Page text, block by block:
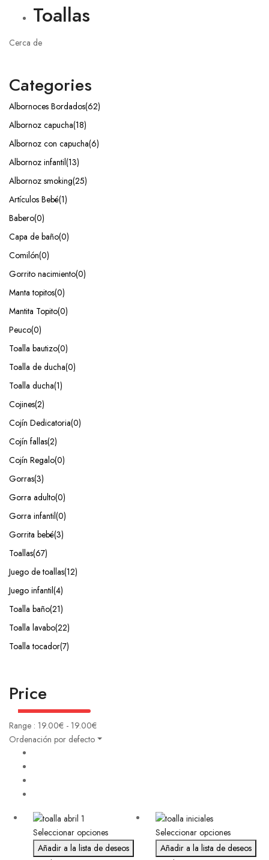
Toallas
Cerca de
Categories
Albornoces Bordados(62)
Albornoz capucha(18)
Albornoz con capucha(6)
Albornoz infantil(13)
Albornoz smoking(25)
Artículos Bebé(1)
Babero(0)
Capa de baño(0)
Comilón(0)
Gorrito nacimiento(0)
Manta topitos(0)
Mantita Topito(0)
Peuco(0)
Toalla bautizo(0)
Toalla de ducha(0)
Toalla ducha(1)
Cojines(2)
Cojín Dedicatoria(0)
Cojín fallas(2)
Cojín Regalo(0)
Gorras(3)
Gorra adulto(0)
Gorra infantil(0)
Gorrita bebé(3)
Toallas(67)
Juego de toallas(12)
Juego infantil(4)
Toalla baño(21)
Toalla lavabo(22)
Toalla tocador(7)
Price
Range : 19.00€ - 19.00€
Ordenación por defecto
Seleccionar opciones
Añadir a la lista de deseos
Seleccionar opciones
Añadir a la lista de deseos